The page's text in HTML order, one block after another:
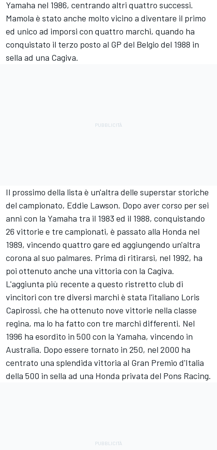
Yamaha nel 1986, centrando altri quattro successi.
Mamola è stato anche molto vicino a diventare il primo
ed unico ad imporsi con quattro marchi, quando ha
conquistato il terzo posto al GP del Belgio del 1988 in
sella ad una Cagiva.
Il prossimo della lista è un'altra delle superstar storiche
del campionato, Eddie Lawson. Dopo aver corso per sei
anni con la Yamaha tra il 1983 ed il 1988, conquistando
26 vittorie e tre campionati, è passato alla Honda nel
1989, vincendo quattro gare ed aggiungendo un'altra
corona al suo palmares. Prima di ritirarsi, nel 1992, ha
poi ottenuto anche una vittoria con la Cagiva.
L'aggiunta più recente a questo ristretto club di
vincitori con tre diversi marchi è stata l'italiano Loris
Capirossi, che ha ottenuto nove vittorie nella classe
regina, ma lo ha fatto con tre marchi differenti. Nel
1996 ha esordito in 500 con la Yamaha, vincendo in
Australia. Dopo essere tornato in 250, nel 2000 ha
centrato una splendida vittoria al Gran Premio d'Italia
della 500 in sella ad una Honda privata del Pons Racing.